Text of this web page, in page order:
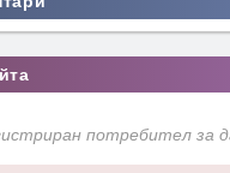
потребител